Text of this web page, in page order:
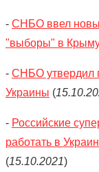
- СНБО ввел
"выборы" в
- СНБО утвердил
Украины (
- Российские
работать в
(15.10.2021)